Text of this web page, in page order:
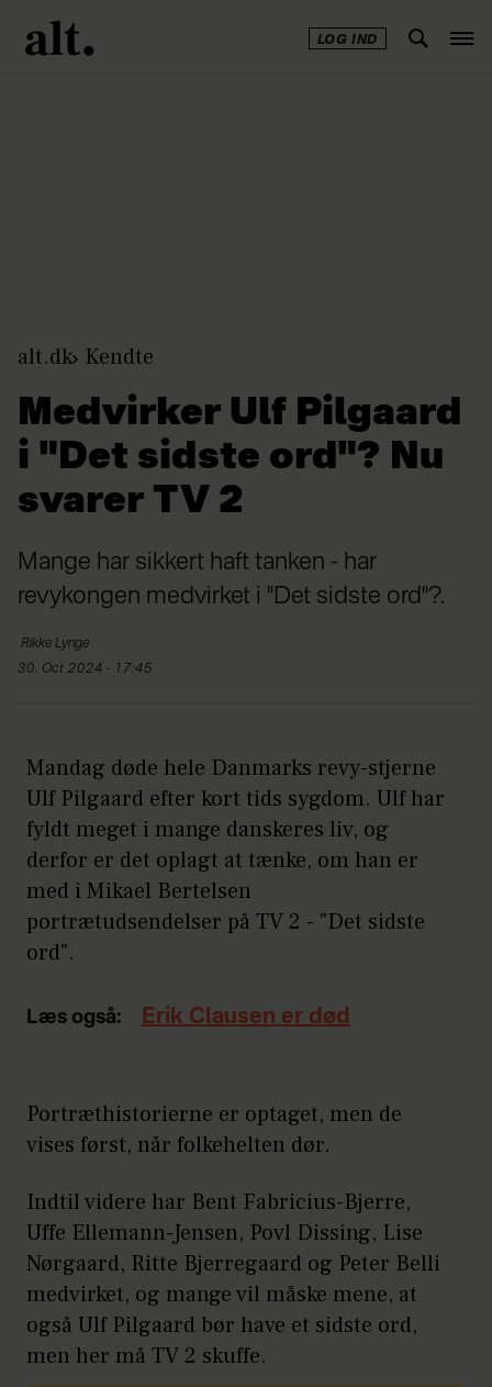
LOG IND
alt.dk Kendte
Medvirker Ulf Pilgaard
i "Det sidste ord"? Nu
svarer TV 2
Mange har sikkert haft tanken - har
revykongen medvirket i "Det sidste ord"?.
Rikke Lynge
30. Oct 2024 - 17:45
Mandag døde hele Danmarks revy-stjerne
Ulf Pilgaard efter kort tids sygdom. Ulf har
fyldt meget i mange danskeres liv, og
derfor er det oplagt at tænke, om han er
med i Mikael Bertelsen
portrætudsendelser på TV 2 - "Det sidste
ord".
Læs også: Erik Clausen er død
Portræthistorierne er optaget, men de
vises først, når folkehelten dør.
Indtil videre har Bent Fabricius-Bjerre,
Uffe Ellemann-Jensen, Povl Dissing, Lise
Nørgaard, Ritte Bjerregaard og Peter Belli
medvirket, og mange vil måske mene, at
også Ulf Pilgaard bør have et sidste ord,
men her må TV 2 skuffe.